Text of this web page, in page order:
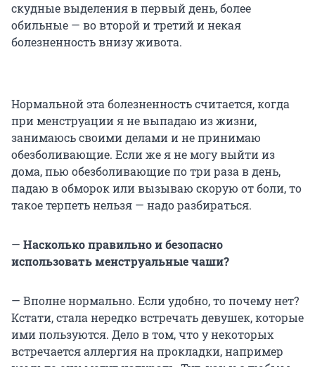
скудные выделения в первый день, более
обильные — во второй и третий и некая
болезненность внизу живота.
Нормальной эта болезненность считается, когда
при менструации я не выпадаю из жизни,
занимаюсь своими делами и не принимаю
обезболивающие. Если же я не могу выйти из
дома, пью обезболивающие по три раза в день,
падаю в обморок или вызываю скорую от боли, то
такое терпеть нельзя — надо разбираться.
— Насколько правильно и безопасно
использовать менструальные чаши?
— Вполне нормально. Если удобно, то почему нет?
Кстати, стала нередко встречать девушек, которые
ими пользуются. Дело в том, что у некоторых
встречается аллергия на прокладки, например